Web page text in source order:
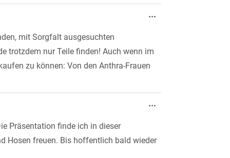
mit Sorgfalt ausgesuchten
trotzdem nur Teile finden! Auch wenn im
zu können: Von den Anthra-Frauen
...Diese
Präsentation finde ich in dieser
Hosen freuen. Bis hoffentlich bald wieder
...Diese